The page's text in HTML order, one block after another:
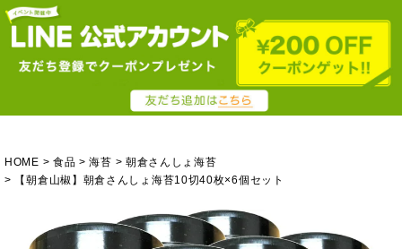
HOME 食品 海苔
朝倉さんしょ海苔
【朝倉山椒】朝倉さんしょ海苔10切40枚×6個セット